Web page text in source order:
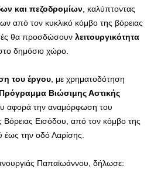
και πεζοδρομίων , καλύπτοντας
από τον κυκλικό κόμβο της βόρειας
θα προσδώσουν λειτουργικότητα
δημόσιο χώρο.
του έργου , με χρηματοδότηση
Πρόγραμμα Βιώσιμης Αστικής
αφορά την αναμόρφωση του
Βόρειας Εισόδου, από τον κόμβο της
την οδό Λαρίσης.
Παπαϊωάννου, δήλωσε: